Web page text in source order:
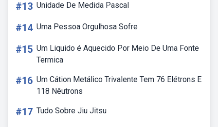
#13 Unidade De Medida Pascal
#14 Uma Pessoa Orgulhosa Sofre
#15 Um Liquido é Aquecido Por Meio De Uma Fonte
Termica
#16 Um Cátion Metálico Trivalente Tem 76 Elétrons E
118 Nêutrons
#17 Tudo Sobre Jiu Jitsu